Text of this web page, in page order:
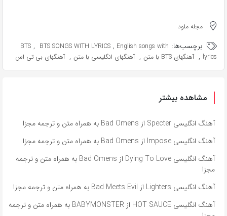
مجله ملود
برچسب‌ها: BTS , BTS SONGS WITH LYRICS , English songs with
lyrics
, آهنگهای BTS با متن , آهنگهای انگلیسی با متن , آهنگهای بی تی اس
مشاهده بیشتر
آهنگ انگلیسی Specter از Bad Omens به همراه متن و ترجمه مجزا
آهنگ انگلیسی Impose از Bad Omens به همراه متن و ترجمه مجزا
آهنگ انگلیسی Dying To Love از Bad Omens به همراه متن و ترجمه
مجزا
آهنگ انگلیسی Lighters از Bad Meets Evil به همراه متن و ترجمه مجزا
آهنگ انگلیسی HOT SAUCE از BABYMONSTER به همراه متن و ترجمه